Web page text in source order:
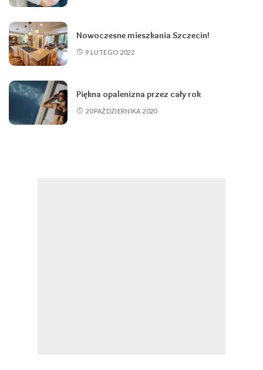
Nowoczesne mieszkania Szczecin!
9 LUTEGO 2022
Piękna opalenizna przez cały rok
20 PAŹDZIERNIKA 2020